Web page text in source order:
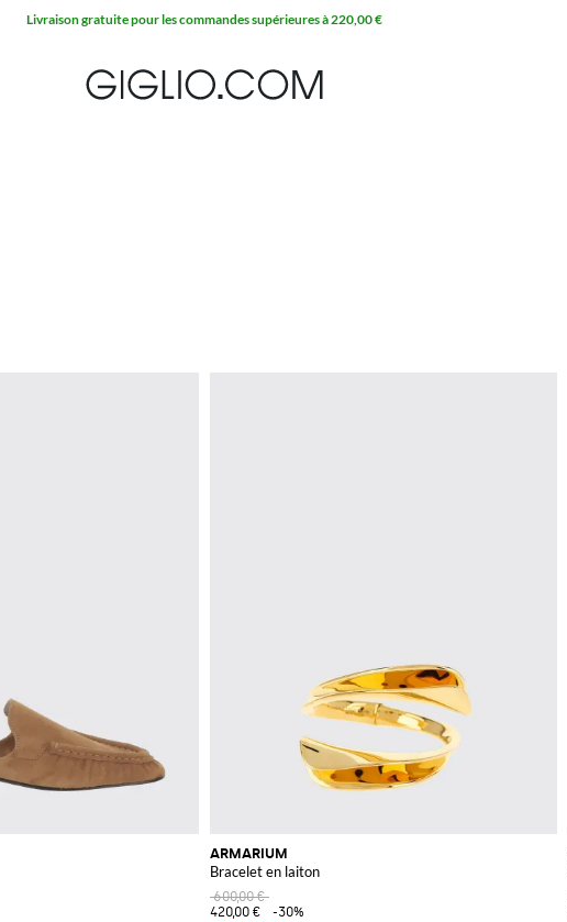
ARMARIUM
Bracelet en laiton
600,00 €
420,00 €
-30%
Livraison gratuite pour les commandes supérieures à 220,00 €